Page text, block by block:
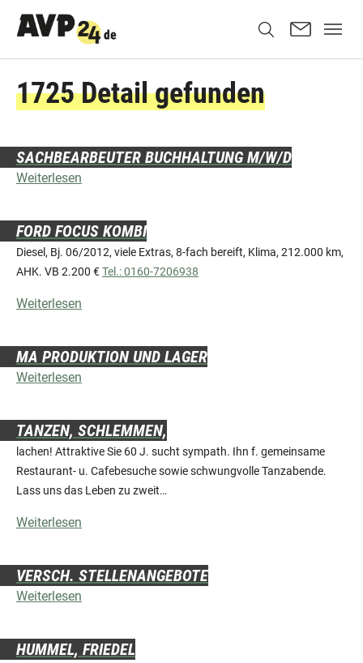
1725 Detail gefunden
SACHBEARBEUTER BUCHHALTUNG M/W/D
Weiterlesen
FORD FOCUS KOMBI
Diesel, Bj. 06/2012, viele Extras, 8-fach bereift, Klima, 212.000 km,
AHK. VB 2.200 €Tel.: 0160-7206938
Weiterlesen
MA PRODUKTION UND LAGER
Weiterlesen
TANZEN, SCHLEMMEN,
lachen! Attraktive Sie 60 J. sucht sympath. Ihn f. gemeinsame
Restaurant- u. Cafebesuche sowie schwungvolle Tanzabende.
Lass uns das Leben zu zweit…
Weiterlesen
VERSCH. STELLENANGEBOTE
Weiterlesen
HUMMEL, FRIEDEL